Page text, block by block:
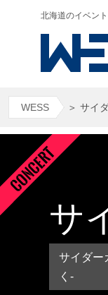
北海道のイベン
WESS ＞ サイ
サ
サイダー
く-